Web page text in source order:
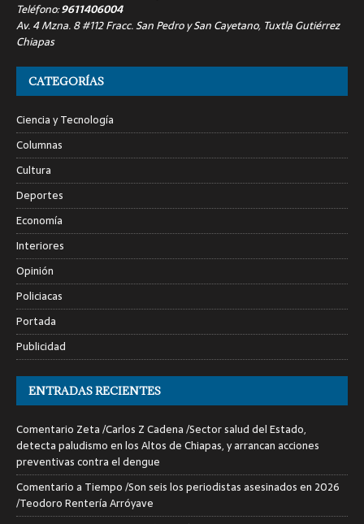
Teléfono:9611406004
Av. 4 Mzna. 8 #112 Fracc. San Pedro y San Cayetano, Tuxtla Gutiérrez
Chiapas
CATEGORÍAS
Ciencia y Tecnología
Columnas
Cultura
Deportes
Economía
Interiores
Opinión
Policiacas
Portada
Publicidad
ENTRADAS RECIENTES
Comentario Zeta /Carlos Z Cadena /Sector salud del Estado,
detecta paludismo en los Altos de Chiapas, y arrancan acciones
preventivas contra el dengue
Comentario a Tiempo /Son seis los periodistas asesinados en 2026
/Teodoro Rentería Arróyave